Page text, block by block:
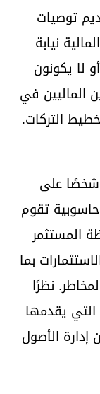
توصيات
نيابة
لا يكونون
الماليين في
التركات.
شخصًا على
تقوم
المستثمر
بما
نظرًا
يقدمها
الأصول